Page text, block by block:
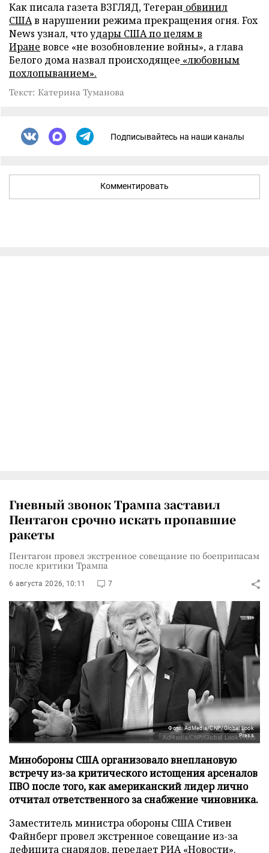
Как писала газета ВЗГЛЯД, Тегеран обвинил
СШАв нарушении режима прекращения огня. Fox
News узнал, чтоудары США по целям в
Иране вовсе «не возобновление войны», а глава
Белого дома назвал происходящее «любовным
похлопыванием».
Текст: Катерина Туманова
Подписывайтесь на наши каналы
Комментировать
Гневный звонок Трампа заставил
Пентагон срочно искать пропавшие
ракеты
Пентагон провел экстренное совещание по боеприпасам
после критики Трампа
6 августа 2026, 10:11 7
Фото: AdMedia/CNP/Global Look
Press
Минобороны США организовало внеплановую
встречу из-за критического истощения арсеналов
ПВО после того, как американский лидер лично
отчитал ответственного за снабжение чиновника.
Заместитель министра обороны США Стивен
Файнберг провел экстренное совещание из-за
дефицита снарядов, передаетРИА «Новости».